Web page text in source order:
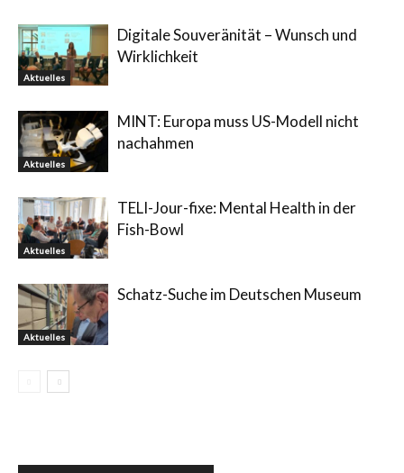
Aktuelles
Digitale Souveränität – Wunsch und
Wirklichkeit
Aktuelles
MINT: Europa muss US-Modell nicht
nachahmen
Aktuelles
TELI-Jour-fixe: Mental Health in der
Fish-Bowl
Aktuelles
Schatz-Suche im Deutschen Museum